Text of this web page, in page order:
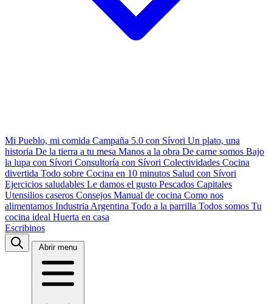
Mi Pueblo, mi comida Campaña 5.0 con Sívori Un plato, una
historia De la tierra a tu mesa Manos a la obra De carne somos Bajo
la lupa con Sívori Consultoría con Sívori Colectividades Cocina
divertida Todo sobre Cocina en 10 minutos Salud con Sívori
Ejercicios saludables Le damos el gusto Pescados Capitales
Utensilios caseros Consejos Manual de cocina Como nos
alimentamos Industria Argentina Todo a la parrilla Todos somos Tu
cocina ideal Huerta en casa
Escribinos
Abrir menu